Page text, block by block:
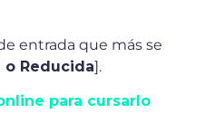
entrada que más se
o Reducida].
para cursarlo